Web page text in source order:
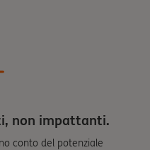
non impattanti.
conto del potenziale